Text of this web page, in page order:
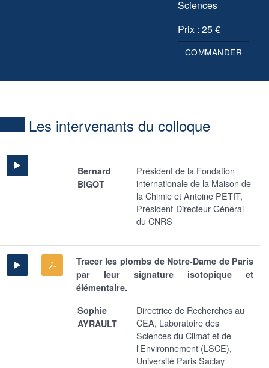
Sciences
Prix : 25 €
COMMANDER
Les intervenants du colloque
Bernard
BIGOT
Président de la Fondation
internationale de la Maison de
la Chimie et Antoine PETIT,
Président-Directeur Général
du CNRS
Tracer les plombs de Notre-Dame de Paris
par leur signature isotopique et
élémentaire.
Sophie
AYRAULT
Directrice de Recherches au
CEA, Laboratoire des
Sciences du Climat et de
l'Environnement (LSCE),
Université Paris Saclay